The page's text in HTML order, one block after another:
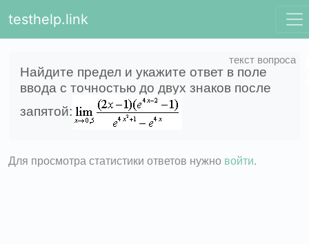
testhelp.link
Найдите предел и укажите ответ в поле
ввода с точностью до двух знаков после
запятой:
Для просмотра статистики ответов нужно войти.